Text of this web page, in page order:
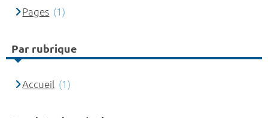
Pages (1)
Par rubrique
Accueil (1)